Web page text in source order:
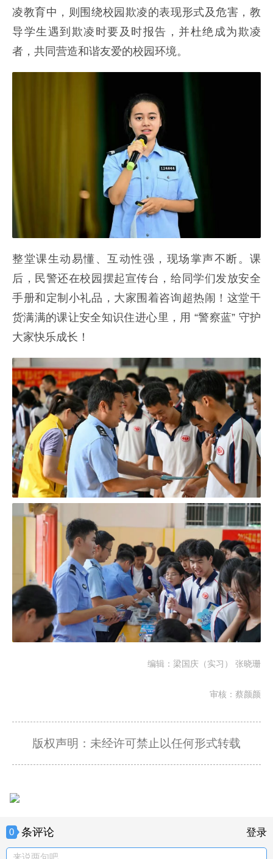
凌教育中，则围绕校园欺凌的表现形式及危害，教
导学生遇到欺凌时要及时报告，并杜绝成为欺凌
者，共同营造和谐友爱的校园环境。
整堂课生动易懂、互动性强，现场掌声不断。课
后，民警还在校园摆起宣传台，给同学们发放安全
手册和定制小礼品，大家围着咨询超热闹！这堂干
货满满的课让安全知识住进心里，用 “警察蓝” 守护
大家快乐成长！
编辑：梁国庆（实习） 张晓珊
审核：蔡颜颜
版权声明：未经许可禁止以任何形式转载
0 条评论 登录
来说两句吧。。。